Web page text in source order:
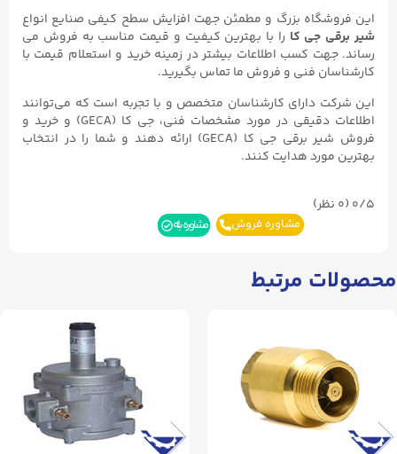
این فروشگاه بزرگ و مطمئن جهت افزایش سطح کیفی صنایع انواع
شیر برقی جی کا را با بهترین کیفیت و قیمت مناسب به فروش می
رساند. جهت کسب اطلاعات بیشتر در زمینه خرید و استعلام قیمت با
کارشناسان فنی و فروش ما تماس بگیرید.
این شرکت دارای کارشناسان متخصص و با تجربه است که می‌توانند
اطلاعات دقیقی در مورد مشخصات فنی، جی کا (GECA) و خرید و
فروش شیر برقی جی کا (GECA) ارائه دهند و شما را در انتخاب
بهترین مورد هدایت کنند.
0/5 (۰ نظر)
مشاوره فروش مشاوره بله
محصولات مرتبط